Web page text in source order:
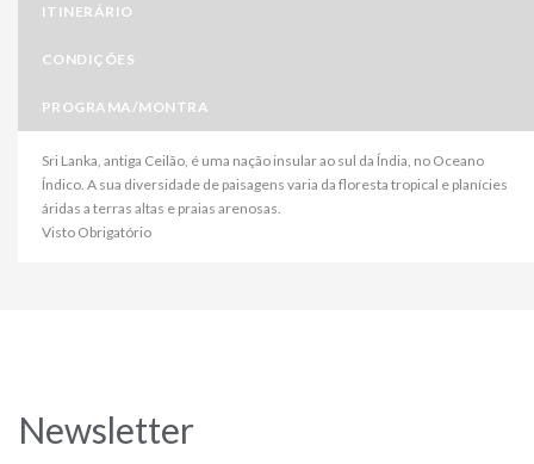
ITINERÁRIO
CONDIÇÕES
PROGRAMA/MONTRA
Sri Lanka, antiga Ceilão, é uma nação insular ao sul da Índia, no Oceano
Índico. A sua diversidade de paisagens varia da floresta tropical e planícies
áridas a terras altas e praias arenosas.
Visto Obrigatório
Newsletter